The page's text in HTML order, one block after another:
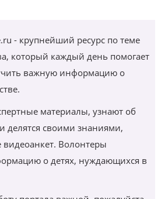
- крупнейший ресурс по теме
который каждый день помогает
важную информацию о
материалы, узнают об
делятся своими знаниями,
видеоанкет. Волонтеры
о детях, нуждающихся в